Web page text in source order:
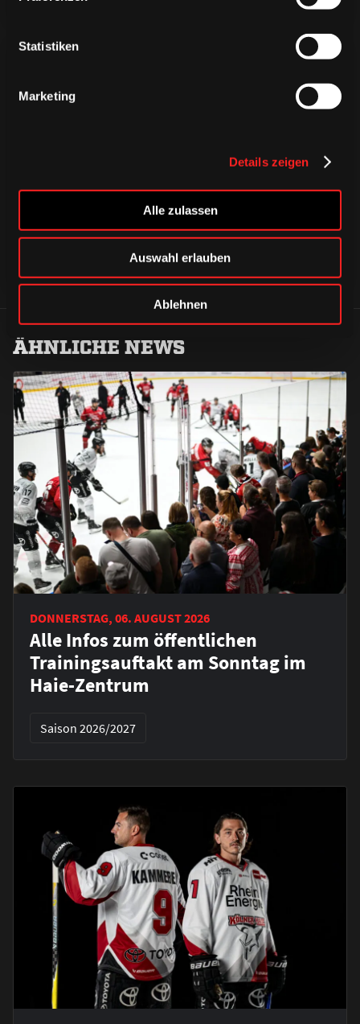
Statistiken
Marketing
Details zeigen
Alle zulassen
Auswahl erlauben
Ablehnen
CAPS & CO
CAPS & CO
CAPS & CO
ÄHNLICHE NEWS
DONNERSTAG, 06. AUGUST 2026
Alle Infos zum öffentlichen
Trainingsauftakt am Sonntag im
Haie-Zentrum
Saison 2026/2027